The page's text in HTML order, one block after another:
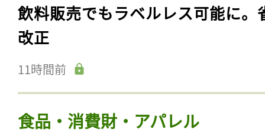
飲料販売でもラベルレス可能に。
改正
11時間前
食品・消費財・アパレル